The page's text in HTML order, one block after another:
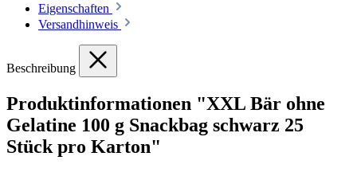
Eigenschaften
Versandhinweis
Beschreibung
Produktinformationen "XXL Bär ohne
Gelatine 100 g Snackbag schwarz 25
Stück pro Karton"